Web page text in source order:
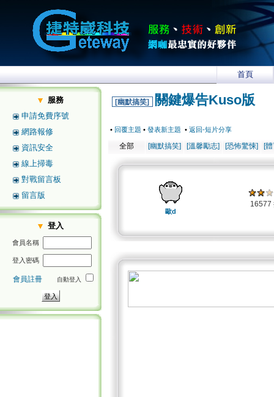
首頁
服務
申請免費序號
網路報修
資訊安全
線上掃毒
對戰留言板
留言版
登入
會員名稱
登入密碼
會員註冊 自動登入
[幽默搞笑] 關鍵爆告Kuso版
• 回覆主題 • 發表新主題 • 返回-短片分享
全部 [幽默搞笑] [溫馨勵志] [恐怖驚悚] [
歐d
16577